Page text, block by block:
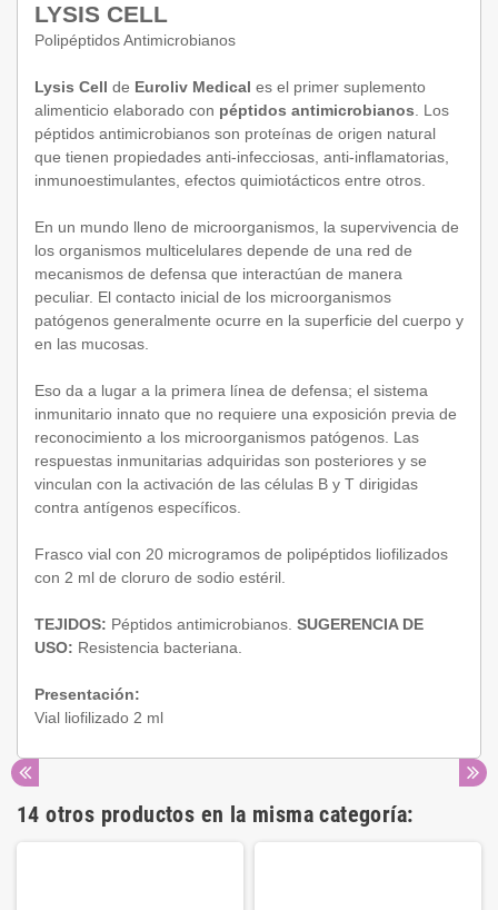
LYSIS CELL
Polipéptidos Antimicrobianos
Lysis Cell de Euroliv Medical es el primer suplemento
alimenticio elaborado con péptidos antimicrobianos . Los
péptidos antimicrobianos son proteínas de origen natural
que tienen propiedades anti-infecciosas, anti-inflamatorias,
inmunoestimulantes, efectos quimiotácticos entre otros.
En un mundo lleno de microorganismos, la supervivencia de
los organismos multicelulares depende de una red de
mecanismos de defensa que interactúan de manera
peculiar. El contacto inicial de los microorganismos
patógenos generalmente ocurre en la superficie del cuerpo y
en las mucosas.
Eso da a lugar a la primera línea de defensa; el sistema
inmunitario innato que no requiere una exposición previa de
reconocimiento a los microorganismos patógenos. Las
respuestas inmunitarias adquiridas son posteriores y se
vinculan con la activación de las células B y T dirigidas
contra antígenos específicos.
Frasco vial con 20 microgramos de polipéptidos liofilizados
con 2 ml de cloruro de sodio estéril.
TEJIDOS: Péptidos antimicrobianos. SUGERENCIA DE
USO: Resistencia bacteriana.
Presentación:
Vial liofilizado 2 ml
14 otros productos en la misma categoría: